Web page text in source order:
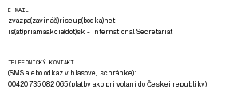
E-MAIL
zvazpa(zavináč)riseup(bodka)net
is(at)priamaakcia(dot)sk - International Secretariat
TELEFONICKÝ KONTAKT
(SMS alebo odkaz v hlasovej schránke):
00420 735 082 065 (platby ako pri volaní do Českej republiky)